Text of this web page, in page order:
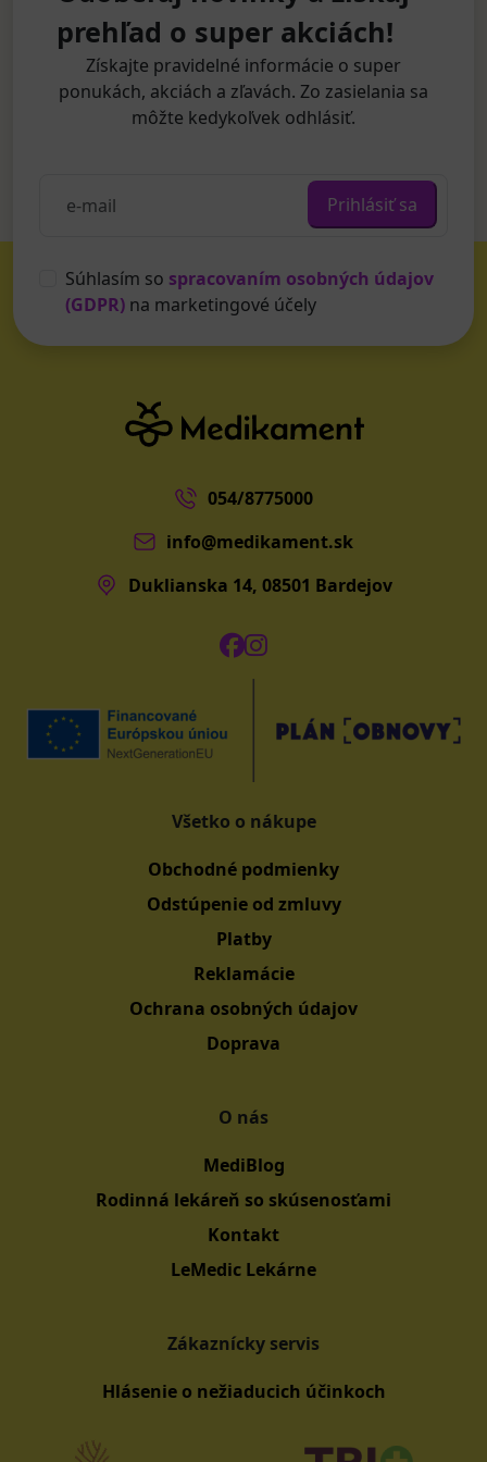
prehľad o super akciách!
Získajte pravidelné informácie o super
ponukách, akciách a zľavách. Zo zasielania sa
môžte kedykoľvek odhlásiť.
Prihlásiť sa
Súhlasím so spracovaním osobných údajov
(GDPR) na marketingové účely
054/8775000
info@medikament.sk
Duklianska 14, 08501 Bardejov
Všetko o nákupe
Obchodné podmienky
Odstúpenie od zmluvy
Platby
Reklamácie
Ochrana osobných údajov
Doprava
O nás
MediBlog
Rodinná lekáreň so skúsenosťami
Kontakt
LeMedic Lekárne
Zákaznícky servis
Hlásenie o nežiaducich účinkoch